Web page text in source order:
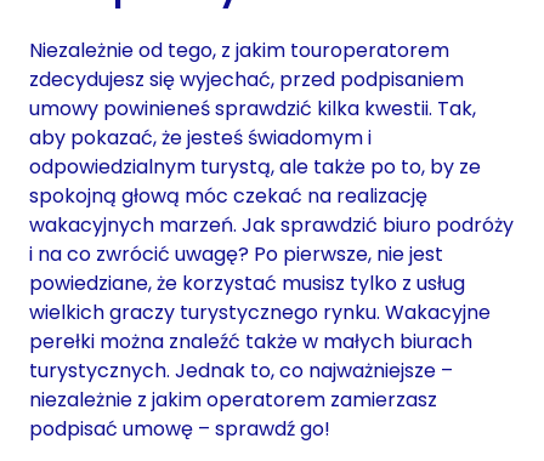
Niezależnie od tego, z jakim touroperatorem
zdecydujesz się wyjechać, przed podpisaniem
umowy powinieneś sprawdzić kilka kwestii. Tak,
aby pokazać, że jesteś świadomym i
odpowiedzialnym turystą, ale także po to, by ze
spokojną głową móc czekać na realizację
wakacyjnych marzeń. Jak sprawdzić biuro podróży
i na co zwrócić uwagę? Po pierwsze, nie jest
powiedziane, że korzystać musisz tylko z usług
wielkich graczy turystycznego rynku. Wakacyjne
perełki można znaleźć także w małych biurach
turystycznych. Jednak to, co najważniejsze –
niezależnie z jakim operatorem zamierzasz
podpisać umowę – sprawdź go!